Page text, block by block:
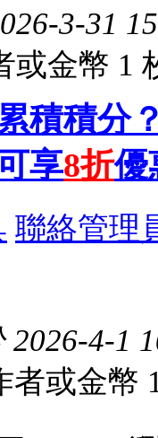
3-31
或金幣 1
積積分
享8折優
聯絡管理
2026-4-1
者或金幣